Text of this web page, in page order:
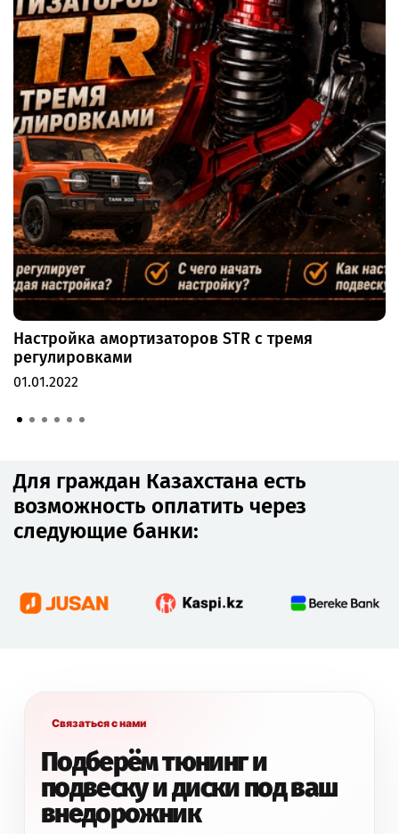
Настройка амортизаторов STR с тремя
регулировками
01.01.2022
Для граждан Казахстана есть
возможность оплатить через
следующие банки:
Связаться с нами
Подберём тюнинг и
подвеску и диски под ваш
внедорожник